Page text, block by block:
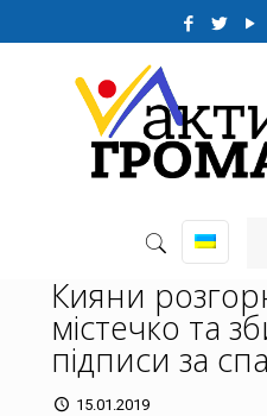
Кияни
містечко та
підписи за
15.01.2019